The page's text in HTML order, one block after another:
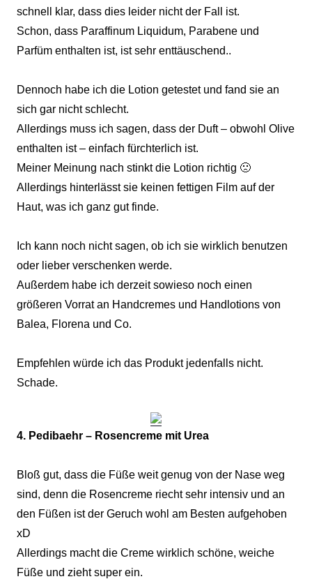
schnell klar, dass dies leider nicht der Fall ist.
Schon, dass Paraffinum Liquidum, Parabene und
Parfüm enthalten ist, ist sehr enttäuschend..
Dennoch habe ich die Lotion getestet und fand sie an
sich gar nicht schlecht.
Allerdings muss ich sagen, dass der Duft – obwohl Olive
enthalten ist – einfach fürchterlich ist.
Meiner Meinung nach stinkt die Lotion richtig 🙁
Allerdings hinterlässt sie keinen fettigen Film auf der
Haut, was ich ganz gut finde.
Ich kann noch nicht sagen, ob ich sie wirklich benutzen
oder lieber verschenken werde.
Außerdem habe ich derzeit sowieso noch einen
größeren Vorrat an Handcremes und Handlotions von
Balea, Florena und Co.
Empfehlen würde ich das Produkt jedenfalls nicht.
Schade.
4. Pedibaehr – Rosencreme mit Urea
Bloß gut, dass die Füße weit genug von der Nase weg
sind, denn die Rosencreme riecht sehr intensiv und an
den Füßen ist der Geruch wohl am Besten aufgehoben
xD
Allerdings macht die Creme wirklich schöne, weiche
Füße und zieht super ein.